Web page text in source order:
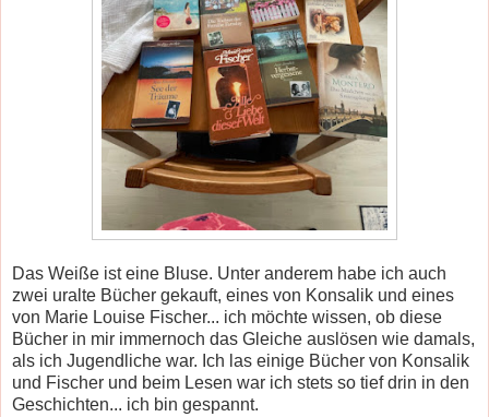
Das Weiße ist eine Bluse. Unter anderem habe ich auch
zwei uralte Bücher gekauft, eines von Konsalik und eines
von Marie Louise Fischer... ich möchte wissen, ob diese
Bücher in mir immernoch das Gleiche auslösen wie damals,
als ich Jugendliche war. Ich las einige Bücher von Konsalik
und Fischer und beim Lesen war ich stets so tief drin in den
Geschichten... ich bin gespannt.